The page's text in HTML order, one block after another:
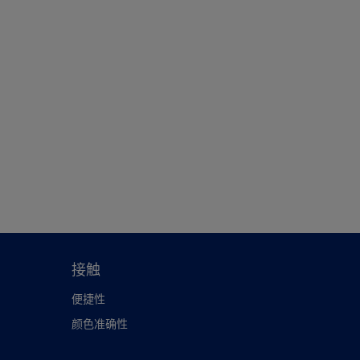
接触
便捷性
颜色准确性